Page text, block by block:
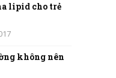
lipid cho trẻ
không nên